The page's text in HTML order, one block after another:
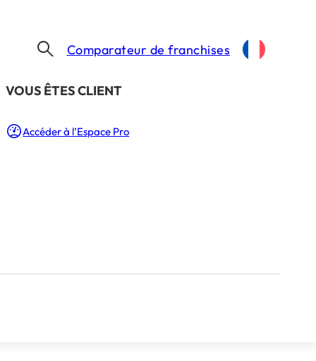
​VOUS ÊTES CLIENT
Accéder à l’Espace Pro
Comparateur de franchises